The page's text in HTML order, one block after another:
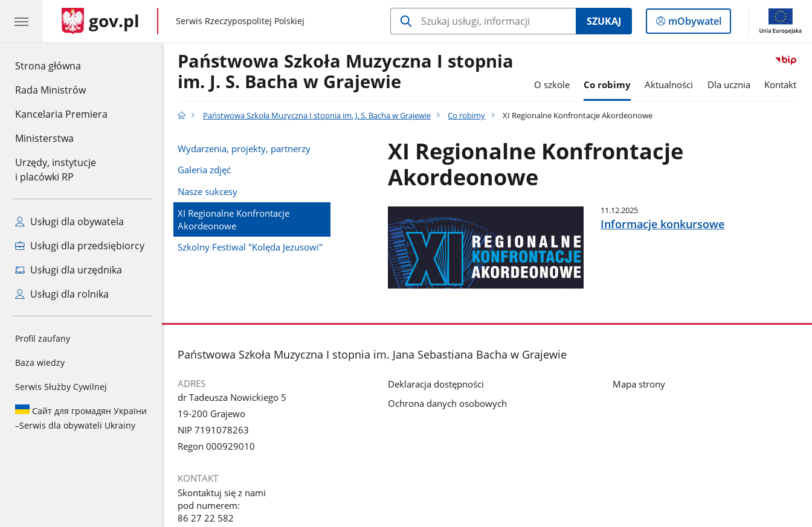
Strona główna
Rada Ministrów
Kancelaria Premiera
Ministerstwa
Urzędy, instytucje
i placówki RP
Usługi dla obywatela
Usługi dla przedsiębiorcy
Usługi dla urzędnika
Usługi dla rolnika
Profil zaufany
Baza wiedzy
Serwis Służby Cywilnej
Сайт для громадян України
–Serwis dla obywateli Ukrainy
gov.pl gov.pl
Serwis Rzeczypospolitej Polskiej SZUKAJ
Logowanie
do
mObywatel
Państwowa Szkoła Muzyczna I stopnia
im. J. S. Bacha w Grajewie
O szkole Co robimy Aktualności Dla ucznia Kontakt
Państwowa Szkoła Muzyczna I stopnia im. J. S. Bacha w Grajewie Co robimy XI Regionalne Konfrontacje Akordeonowe
Wydarzenia, projekty, partnerzy
Galeria zdjęć
Nasze sukcesy
XI Regionalne Konfrontacje
Akordeonowe
Szkolny Festiwal "Kolęda Jezusowi"
XI Regionalne Konfrontacje
Akordeonowe
11.12.2025
Informacje konkursowe
stopka
Państwowa Szkoła Muzyczna I stopnia im. Jana Sebastiana Bacha w Grajewie
ADRES
dr Tadeusza Nowickiego 5
19-200 Grajewo
NIP 7191078263
Regon 000929010
KONTAKT
Skontaktuj się z nami
pod numerem:
86 27 22 582
Deklaracja dostępności
Ochrona danych osobowych
Mapa strony